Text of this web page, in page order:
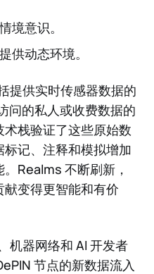
境意识。
供动态环境。
提供实时传感器数据的
问的私人或收费数据的
术栈验证了这些原始数
记、注释和模拟增加
Realms 不断刷新，
变得更智能和有价
机器网络和 AI 开发者
节点的新数据流入